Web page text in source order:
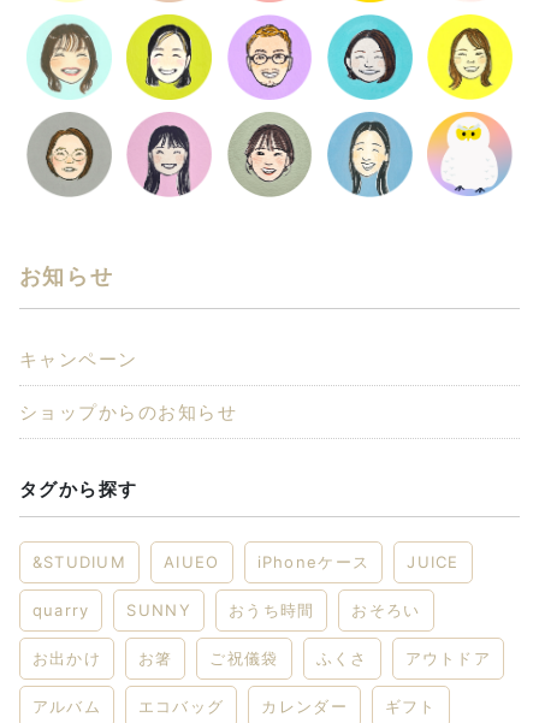
お知らせ
キャンペーン
ショップからのお知らせ
タグから探す
&STUDIUM AIUEO iPhoneケース JUICE
quarry SUNNY おうち時間 おそろい
お出かけ お箸 ご祝儀袋 ふくさ アウトドア
アルバム エコバッグ カレンダー ギフト